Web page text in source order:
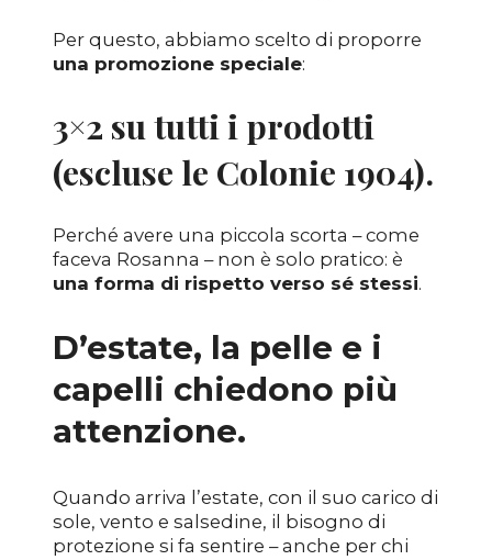
Per questo, abbiamo scelto di proporre
una promozione speciale:
3×2 su tutti i prodotti
(escluse le Colonie 1904).
Perché avere una piccola scorta – come
faceva Rosanna – non è solo pratico: è
una forma di rispetto verso sé stessi.
D’estate, la pelle e i
capelli chiedono più
attenzione.
Quando arriva l’estate, con il suo carico di
sole, vento e salsedine, il bisogno di
protezione si fa sentire – anche per chi